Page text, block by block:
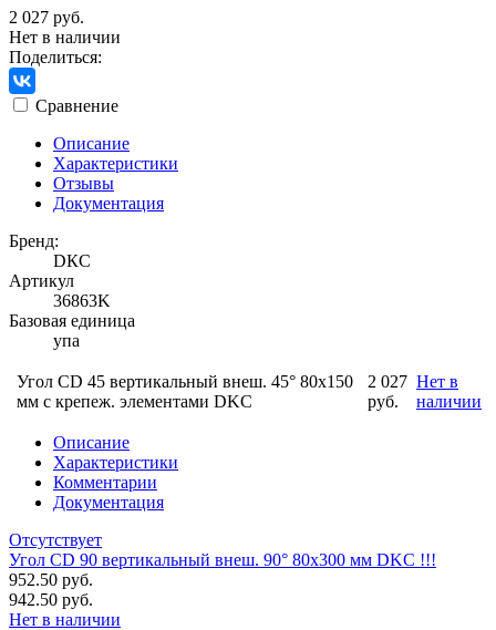
2 027 руб.
Нет в наличии
Поделиться:
Сравнение
Описание
Характеристики
Отзывы
Документация
Бренд:
DКС
Артикул
36863K
Базовая единица
упа
Угол CD 45 вертикальный внеш. 45° 80х150
мм с крепеж. элементами DKC
2 027
руб.
Нет в
наличии
Описание
Характеристики
Комментарии
Документация
Отсутствует
Угол CD 90 вертикальный внеш. 90° 80х300 мм DKC !!!
952.50 руб.
942.50 руб.
Нет в наличии